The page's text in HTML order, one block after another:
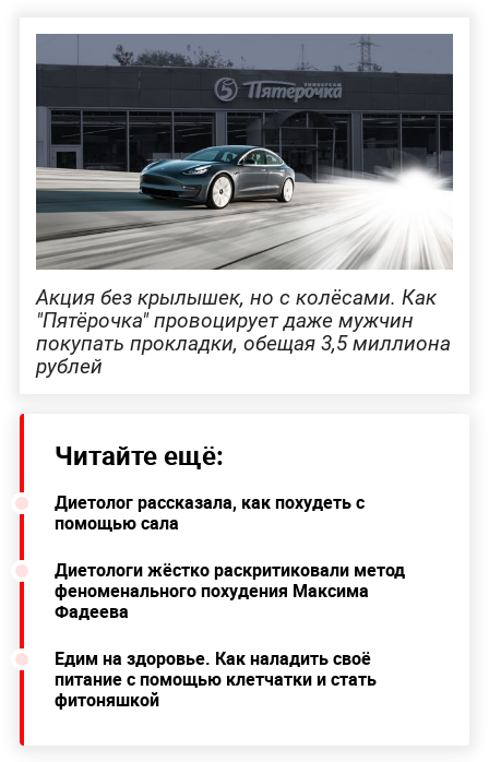
Акция без крылышек, но с колёсами. Как
"Пятёрочка" провоцирует даже мужчин
покупать прокладки, обещая 3,5 миллиона
рублей
Читайте ещё:
Диетолог рассказала, как похудеть с
помощью сала
Диетологи жёстко раскритиковали метод
феноменального похудения Максима
Фадеева
Едим на здоровье. Как наладить своё
питание с помощью клетчатки и стать
фитоняшкой